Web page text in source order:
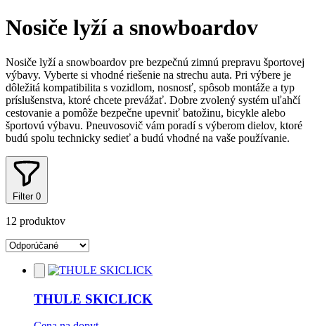
0
Nosiče lyží a snowboardov
Nosiče lyží a snowboardov pre bezpečnú zimnú prepravu športovej
výbavy. Vyberte si vhodné riešenie na strechu auta. Pri výbere je
dôležitá kompatibilita s vozidlom, nosnosť, spôsob montáže a typ
príslušenstva, ktoré chcete prevážať. Dobre zvolený systém uľahčí
cestovanie a pomôže bezpečne upevniť batožinu, bicykle alebo
športovú výbavu. Pneuvosovič vám poradí s výberom dielov, ktoré
budú spolu technicky sedieť a budú vhodné na vaše používanie.
Filter 0
12 produktov
Pridať
do
THULE SKICLICK